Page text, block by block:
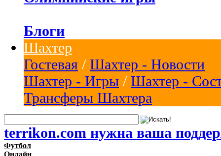
Блоги
Шахтер
Гостевая / Шахтер - Новости
Шахтер - Игры / Шахтер -
Трансферы Шахтера
terrikon.com нужна ваша
Футбол
Онлайн